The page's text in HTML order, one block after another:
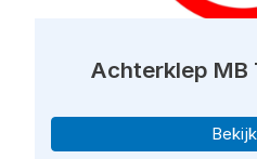
Achterklep MB